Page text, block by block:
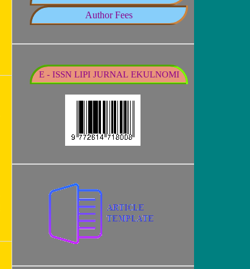
Author Fees
E - ISSN LIPI JURNAL EKULNOMI